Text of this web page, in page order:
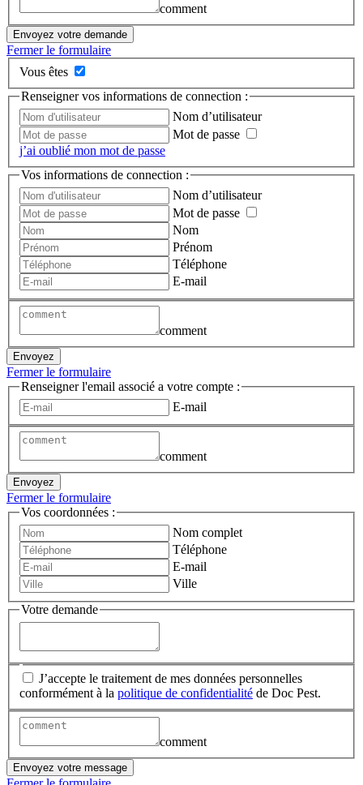
comment
Envoyez votre demande
Fermer le formulaire
Vous êtes
Renseigner vos informations de connection :
Nom d’utilisateur
Mot de passe
j’ai oublié mon mot de passe
Vos informations de connection :
Nom d’utilisateur
Mot de passe
Nom
Prénom
Téléphone
E-mail
comment
Envoyez
Fermer le formulaire
Renseigner l'email associé a votre compte :
E-mail
comment
Envoyez
Fermer le formulaire
Vos coordonnées :
Nom complet
Téléphone
E-mail
Ville
Votre demande
J’accepte le traitement de mes données personnelles
conformément à la politique de confidentialité de Doc Pest.
comment
Envoyez votre message